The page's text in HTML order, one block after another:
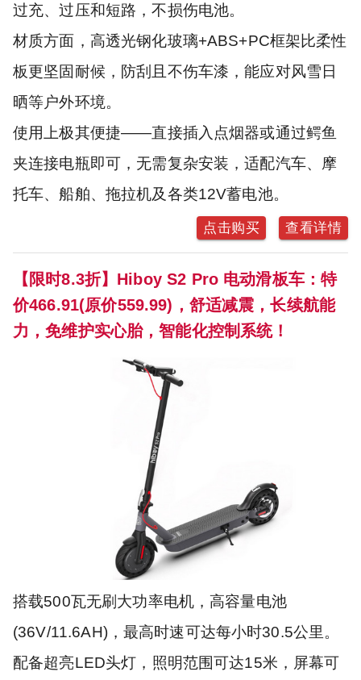
过充、过压和短路，不损伤电池。
材质方面，高透光钢化玻璃+ABS+PC框架比柔性
板更坚固耐候，防刮且不伤车漆，能应对风雪日
晒等户外环境。
使用上极其便捷——直接插入点烟器或通过鳄鱼
夹连接电瓶即可，无需复杂安装，适配汽车、摩
托车、船舶、拖拉机及各类12V蓄电池。
点击购买 查看详情
【限时8.3折】Hiboy S2 Pro 电动滑板车：特
价466.91(原价559.99)，舒适减震，长续航能
力，免维护实心胎，智能化控制系统！
搭载500瓦无刷大功率电机，高容量电池
(36V/11.6AH)，最高时速可达每小时30.5公里。
配备超亮LED头灯，照明范围可达15米，屏幕可